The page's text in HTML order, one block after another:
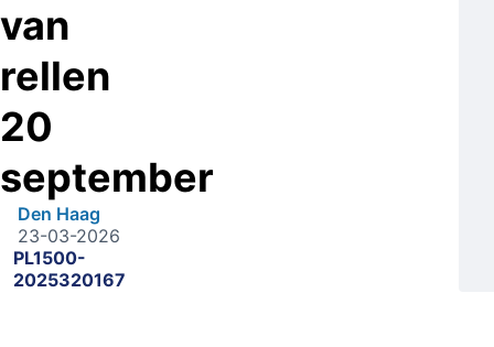
van
rellen
20
september
Den Haag
23-03-2026
PL1500-
2025320167